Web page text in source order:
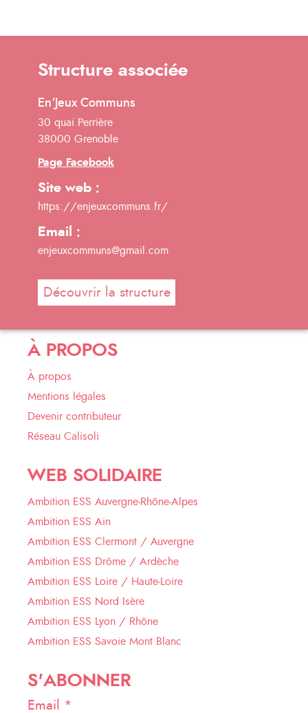
Structure associée
En'Jeux Communs
30 quai Perrière
38000 Grenoble
Page Facebook
Site web :
https://enjeuxcommuns.fr/
Email :
enjeuxcommuns@gmail.com
Découvrir la structure
À PROPOS
À propos
Mentions légales
Devenir contributeur
Réseau Calisoli
WEB SOLIDAIRE
Ambition ESS Auvergne-Rhône-Alpes
Ambition ESS Ain
Ambition ESS Clermont / Auvergne
Ambition ESS Drôme / Ardèche
Ambition ESS Loire / Haute-Loire
Ambition ESS Nord Isère
Ambition ESS Lyon / Rhône
Ambition ESS Savoie Mont Blanc
S'ABONNER
Email *